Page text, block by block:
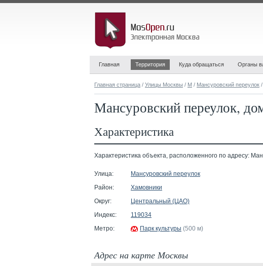
Главная Территория Куда обращаться Органы
Главная страница / Улицы Москвы / М / Мансуровский переулок
Мансуровский переулок,
Характеристика
Характеристика объекта, расположенного по адресу:
Улица:
Мансуровский переулок
Район:
Хамовники
Округ:
Центральный (ЦАО)
Индекс:
119034
Метро:
Парк культуры (500 м)
Адрес на карте Москвы